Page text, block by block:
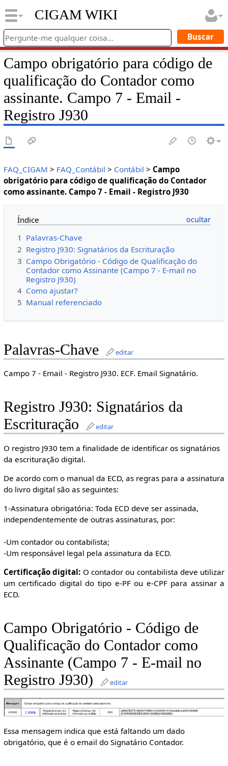
CIGAM WIKI
Campo obrigatório para código de
qualificação do Contador como
assinante. Campo 7 - Email -
Registro J930
FAQ_CIGAM > FAQ_Contábil > Contábil > Campo
obrigatório para código de qualificação do Contador
como assinante. Campo 7 - Email - Registro J930
Índice
1 Palavras-Chave
2 Registro J930: Signatários da Escrituração
3 Campo Obrigatório - Código de Qualificação do
Contador como Assinante (Campo 7 - E-mail no
Registro J930)
4 Como ajustar?
5 Manual referenciado
Palavras-Chave editar
Campo 7 - Email - Registro J930. ECF. Email Signatário.
Registro J930: Signatários da
Escrituração
editar
O registro J930 tem a finalidade de identificar os signatários
da escrituração digital.
De acordo com o manual da ECD, as regras para a assinatura
do livro digital são as seguintes:
1-Assinatura obrigatória: Toda ECD deve ser assinada,
independentemente de outras assinaturas, por:
-Um contador ou contabilista;
-Um responsável legal pela assinatura da ECD.
Certificação digital: O contador ou contabilista deve utilizar
um certificado digital do tipo e-PF ou e-CPF para assinar a
ECD.
Campo Obrigatório - Código de
Qualificação do Contador como
Assinante (Campo 7 - E-mail no
Registro J930)
editar
Essa mensagem indica que está faltando um dado
obrigatório, que é o email do Signatário Contador.